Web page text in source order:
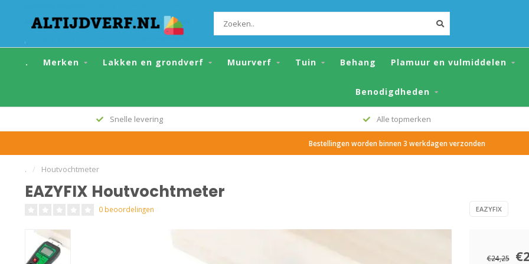
. Merken Lakken en grondverf Muurverf Tuin Behang Plamuur en vulmiddelen
Benodigdheden
Alle topmerken Grote voorraad
Bestellingen worden binnen 3 werkdagen verzonden
. / Houtvochtmeter
EAZYFIX Houtvochtmeter
EAZYFIX Houtvochtmeter
0 beoordelingen EAZYFIX
€24,25